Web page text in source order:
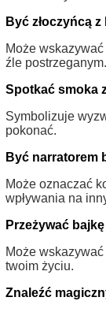
Być złoczyńcą z
Może
źle postrzeganym.
Spotkać smoka
Symbolizuje
pokonać.
Być narratorem
Może oznaczać
wpływania na
Przeżywać
Może
twoim życiu.
Znaleźć